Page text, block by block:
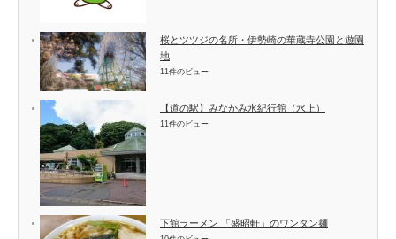
桜とツツジの名所・伊勢崎の華蔵寺公園と遊園
地
11件のビュー
【道の駅】みなかみ水紀行館（水上）
11件のビュー
下館ラーメン 「盛昭軒」のワンタン麺